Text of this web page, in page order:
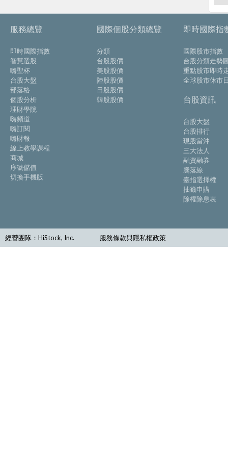
服務總覽
即時國際指數
智慧選股
嗨聖杯
台股大盤
部落格
個股分析
理財學院
嗨頻道
嗨訂閱
嗨財報
線上教學課程
商城
序號儲值
切換手機版
國際個股分類總覽
分類
台股股價
美股股價
陸股股價
日股股價
韓股股價
即時國際指
國際股市指數
台股分類走勢
重點股市即時
全球股市休市
台股資訊
台股大盤
台股排行
現股當沖
三大法人
融資融券
騰落線
臺指選擇權
抽籤申購
除權除息表
經營團隊：HiStock, Inc. 服務條款與隱私權政策